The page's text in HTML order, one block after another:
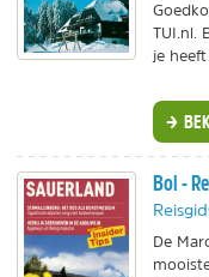
TUI.nl.
je
Bol -
De